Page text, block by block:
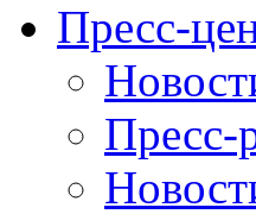
Пресс-
Пресс-